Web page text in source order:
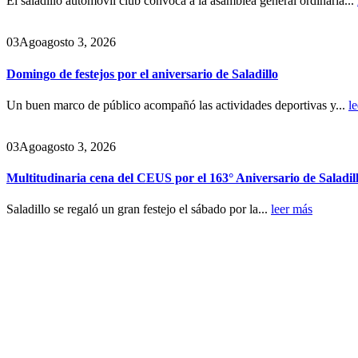
03Agoagosto 3, 2026
Domingo de festejos por el aniversario de Saladillo
Un buen marco de público acompañó las actividades deportivas y...
03Agoagosto 3, 2026
Multitudinaria cena del CEUS por el 163° Aniversario de
Saladillo se regaló un gran festejo el sábado por la... leer más